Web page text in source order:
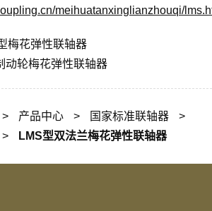
meihuatanxinglianzhouqi/
梅花弹性联轴器
动轮梅花弹性联轴器
> 产品中心 > 国家标准联轴器
>
> LMS型双法兰梅花弹性联轴器